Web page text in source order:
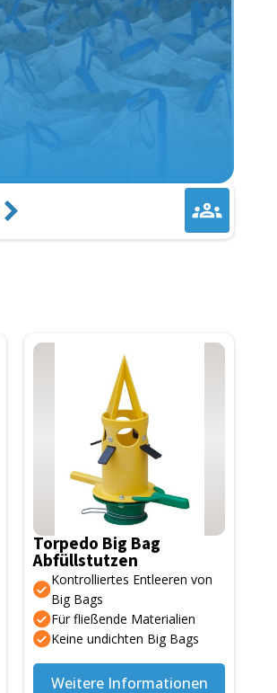
Torpedo Big Bag
Abfüllstutzen
Kontrolliertes Entleeren von
Big Bags
Für fließende Materialien
Keine undichten Big Bags
Weitere Informationen